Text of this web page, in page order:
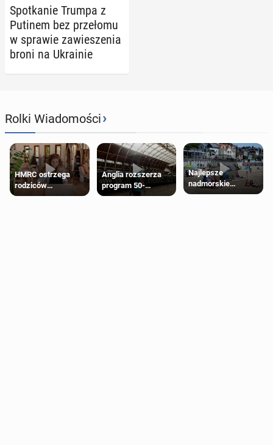
Spo­tka­nie Trumpa z
Putinem bez prze­ło­mu
w sprawie za­wie­sze­nia
broni na Ukra­inie
Rolki Wiadomości›
HMRC ostrzega
rodziców
pobierających Child
Anglia rozszerza
program 50-
procentowych
Najlepsze
nadmorskie
miasteczko blisko